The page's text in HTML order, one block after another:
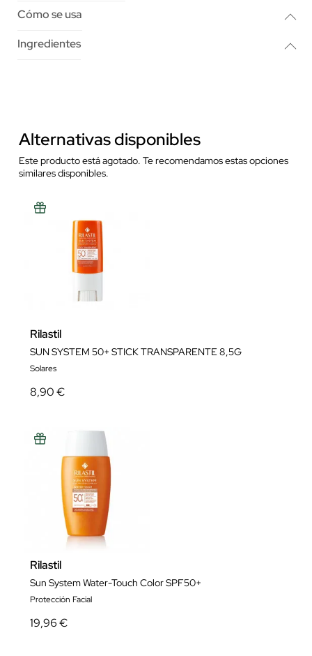
Cómo se usa
Ingredientes
Alternativas disponibles
Este producto está agotado. Te recomendamos estas opciones
similares disponibles.
Rilastil
SUN SYSTEM 50+ STICK TRANSPARENTE 8,5G
Solares
8,90 €
Rilastil
Sun System Water-Touch Color SPF50+
Protección Facial
19,96 €